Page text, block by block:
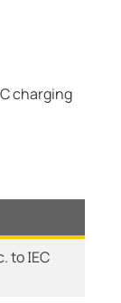
charging
to IEC